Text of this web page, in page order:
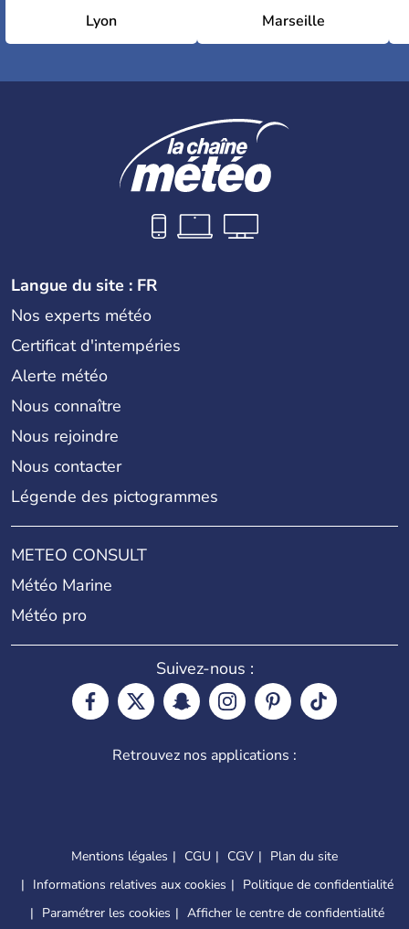
Lyon Marseille
Langue du site : FR
Nos experts météo
Certificat d'intempéries
Alerte météo
Nous connaître
Nous rejoindre
Nous contacter
Légende des pictogrammes
METEO CONSULT
Météo Marine
Météo pro
Suivez-nous :
Retrouvez nos applications :
Mentions légales CGU CGV
Plan du site
Informations relatives aux cookies
Politique de confidentialité
Paramétrer les cookies
Afficher le centre de confidentialité